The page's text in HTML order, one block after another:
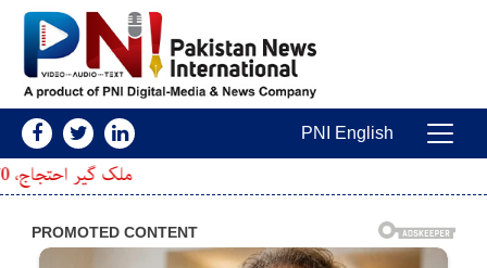
Main Navigation
PNI English